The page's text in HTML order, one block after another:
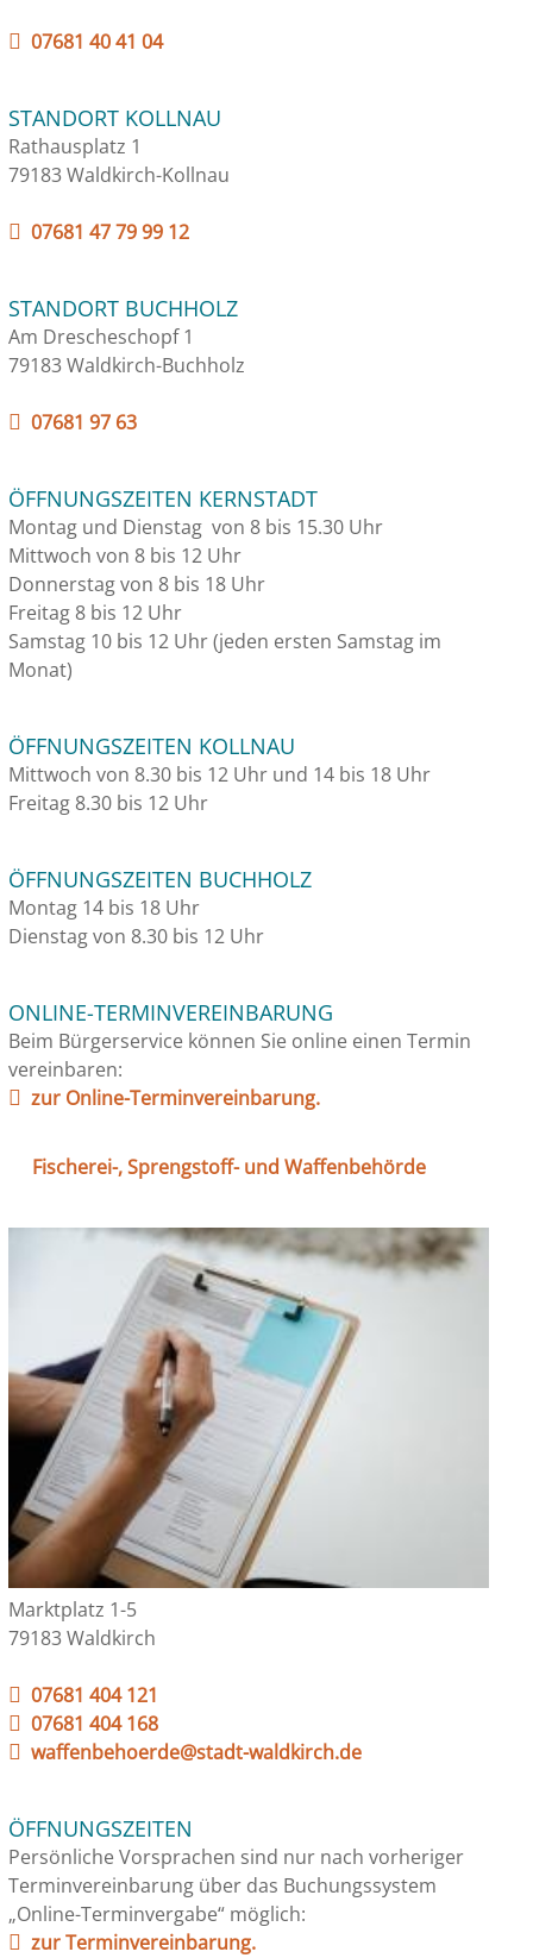
07681 40 41 04
STANDORT KOLLNAU
Rathausplatz 1
79183 Waldkirch-Kollnau
07681 47 79 99 12
STANDORT BUCHHOLZ
Am Drescheschopf 1
79183 Waldkirch-Buchholz
07681 97 63
ÖFFNUNGSZEITEN KERNSTADT
Montag und Dienstag von 8 bis 15.30 Uhr
Mittwoch von 8 bis 12 Uhr
Donnerstag von 8 bis 18 Uhr
Freitag 8 bis 12 Uhr
Samstag 10 bis 12 Uhr (jeden ersten Samstag im
Monat)
ÖFFNUNGSZEITEN KOLLNAU
Mittwoch von 8.30 bis 12 Uhr und 14 bis 18 Uhr
Freitag 8.30 bis 12 Uhr
ÖFFNUNGSZEITEN BUCHHOLZ
Montag 14 bis 18 Uhr
Dienstag von 8.30 bis 12 Uhr
ONLINE-TERMINVEREINBARUNG
Beim Bürgerservice können Sie online einen Termin
vereinbaren:
zur Online-Terminvereinbarung.
Fischerei-, Sprengstoff- und Waffenbehörde
Marktplatz 1-5
79183 Waldkirch
07681 404 121
07681 404 168
waffenbehoerde@stadt-waldkirch.de
ÖFFNUNGSZEITEN
Persönliche Vorsprachen sind nur nach vorheriger
Terminvereinbarung über das Buchungssystem
„Online-Terminvergabe“ möglich:
zur Terminvereinbarung.